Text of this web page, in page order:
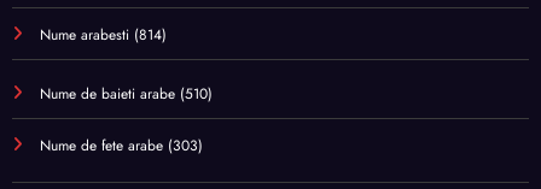
Nume arabesti (814)
Nume de baieti arabe (510)
Nume de fete arabe (303)